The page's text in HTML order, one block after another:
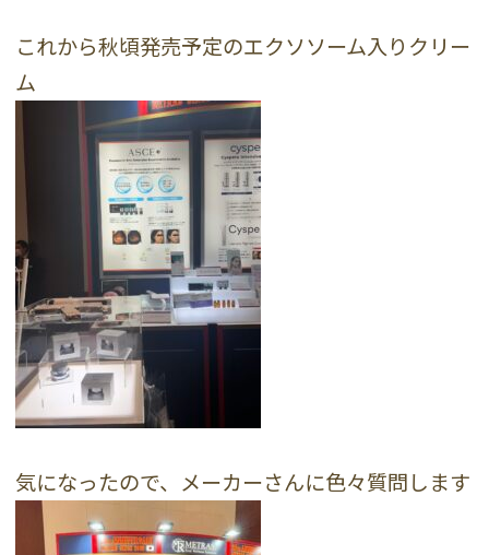
これから秋頃発売予定のエクソソーム入りクリー
ム
気になったので、メーカーさんに色々質問します